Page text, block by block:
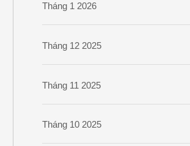
Tháng 1 2026
Tháng 12 2025
Tháng 11 2025
Tháng 10 2025